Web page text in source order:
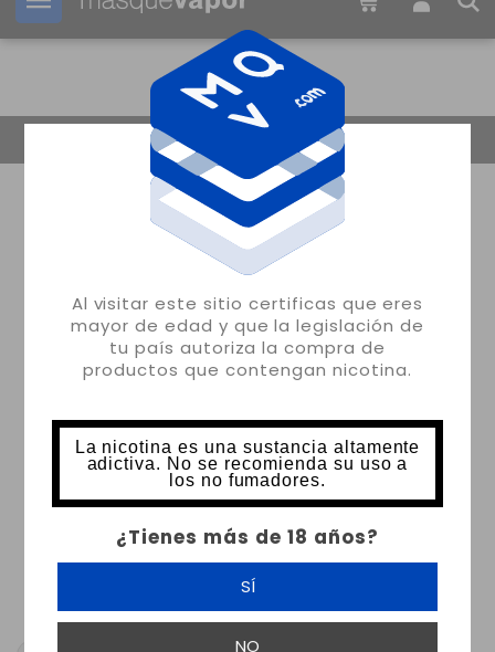
Al visitar este sitio certificas que eres
mayor de edad y que la legislación de
tu país autoriza la compra de
productos que contengan nicotina.
La nicotina es una sustancia altamente
adictiva. No se recomienda su uso a
los no fumadores.
¿Tienes más de 18 años?
SÍ
NO
Tu pedido puede ser enviado en 35m: 59s